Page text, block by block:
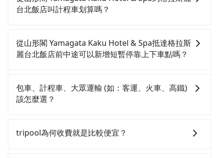
近的南港高鐵站，叫一輛計程車花費約900元、車程約
鐵從南港站前往台北高鐵站，每人票價40元，再用15分
鐘出站，最後再根據距離的遠近或者天候狀況，決定是
平均每人花費為400元。不過宜蘭縣領有合法執照的計程
車僅有700多輛，計程車的密度為雙北的0.9%，換句話
費，看乘客是外地人便漫天喊價或恣意繞路。但如果全
當天就要來回，那在宜蘭路邊可隨租隨借的iRent應該是
閣 Yamagata Kaku Hotel & Spa到格拉斯麗台北飯店的
花費預估為$850~1,300（金額差異來自於平假日、車款
保險與可能的罰單都需自付。再者，和運的iRent只提供
最基本的車型，如Toyota Yaris、Prius C、Vios這類乘
的就是車況，打開車門才發現仍有上一組乘客遺留的垃
台北飯店叫計程車划算嗎？
灣大車隊、Uber、Line Taxi、Yoxi等，如果在路邊攔不
到車，也可考慮打電話至附近的計程車隊，如三全計程
有合法計程車約750輛，計程車密度為雙北的0.9%，也
就是說要臨時叫到小黃的難度是台北或新北的100倍之
坑受騙。雖然山形閣 Yamagata Kaku Hotel & Spa到格
從山形閣 Yamagata Kaku Hotel & Spa抵達格拉斯
麗台北飯店前中途可以新增短暫停靠上下車點嗎？
Yamagata Kaku Hotel & Spa前往格拉斯麗台北飯店的
途中可備註加點。每個加點位置，前後額外里程數5公里
補償。
包車、計程車、大眾運輸 (如：客運、火車、高鐵)
該怎麼選？
擇： 預算：不同交通工具價格不同，可先確定您的預
tripool為何收費就是比較便宜？